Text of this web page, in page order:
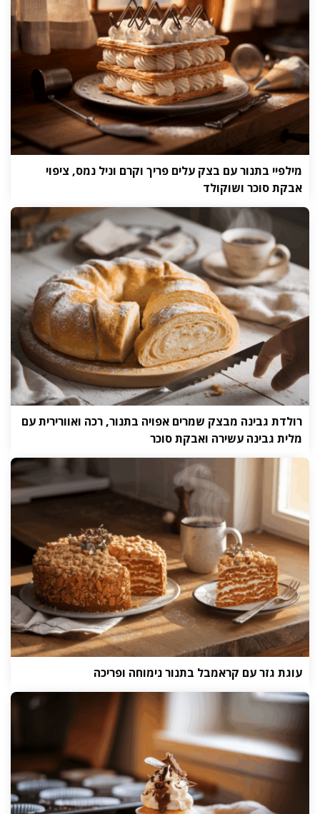
מילפיי בתנור עם בצק עלים פריך וקרם וניל נמס, ציפוי
אבקת סוכר ושוקולד
רולדת גבינה מבצק שמרים אפויה בתנור, רכה ואוורירית עם
מלית גבינה עשירה ואבקת סוכר
עוגת גזר עם קראמבל בתנור נימוחה ופריכה